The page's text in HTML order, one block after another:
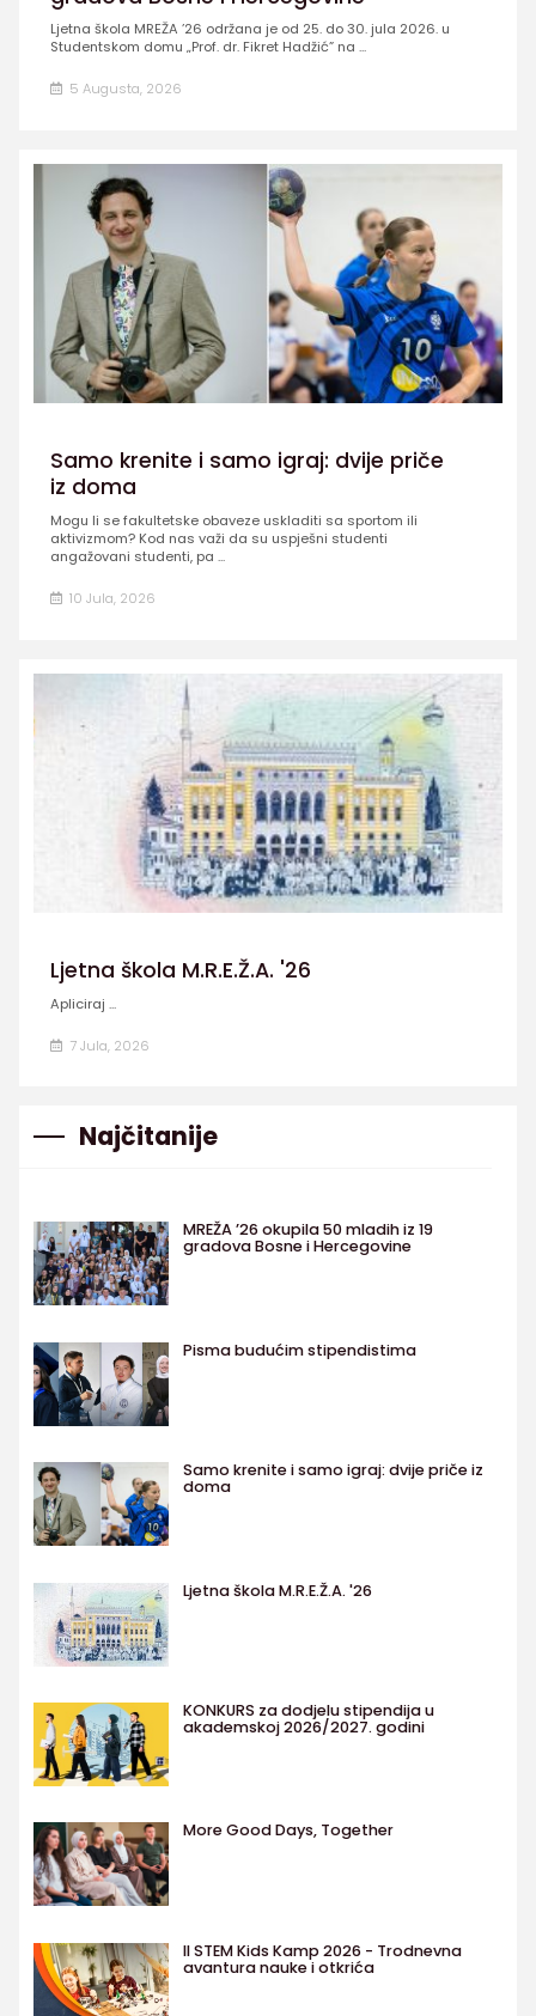
Ljetna škola MREŽA ’26 održana je od 25. do 30. jula 2026. u
Studentskom domu „Prof. dr. Fikret Hadžić” na ...
5 Augusta, 2026
Samo krenite i samo igraj: dvije priče
iz doma
Mogu li se fakultetske obaveze uskladiti sa sportom ili
aktivizmom? Kod nas važi da su uspješni studenti
angažovani studenti, pa ...
10 Jula, 2026
Ljetna škola M.R.E.Ž.A. '26
Apliciraj ...
7 Jula, 2026
Najčitanije
MREŽA ’26 okupila 50 mladih iz 19
gradova Bosne i Hercegovine
Pisma budućim stipendistima
Samo krenite i samo igraj: dvije priče iz
doma
Ljetna škola M.R.E.Ž.A. '26
KONKURS za dodjelu stipendija u
akademskoj 2026/2027. godini
More Good Days, Together
II STEM Kids Kamp 2026 - Trodnevna
avantura nauke i otkrića